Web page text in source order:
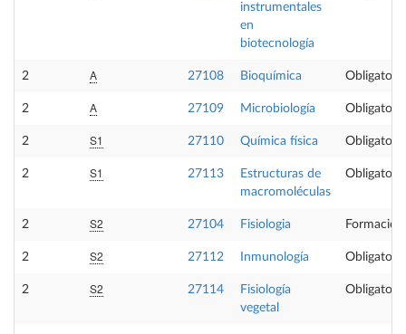
instrumentales
en
biotecnología
2 A 27108 Bioquímica Obligatoria
2 A 27109 Microbiología Obligatoria
2 S1 27110 Química física Obligatoria
2 S1 27113
Estructuras de
macromoléculas
Obligatoria
2 S2 27104 Fisiologia
2 S2 27112 Inmunología Obligatoria
2 S2 27114
Fisiología
vegetal
Obligatoria